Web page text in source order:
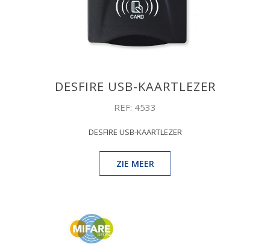
DESFIRE USB-KAARTLEZER
REF: 4533
DESFIRE USB-KAARTLEZER
ZIE MEER